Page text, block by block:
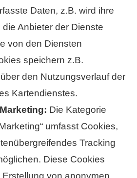
Daten, z.B. wird ihre
Anbieter der Dienste
von den Diensten
speichern z.B.
den Nutzungsverlauf der
Kartendienstes.
Die Kategorie
umfasst Cookies,
Tracking
Diese Cookies
von anonymen